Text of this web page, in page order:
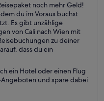
noch mehr Geld!
du im Voraus buchst
Es gibt unzählige
von Cali nach Wien mit
zu deiner
dass du ein
ein Hotel oder einen Flug
und spare dabei